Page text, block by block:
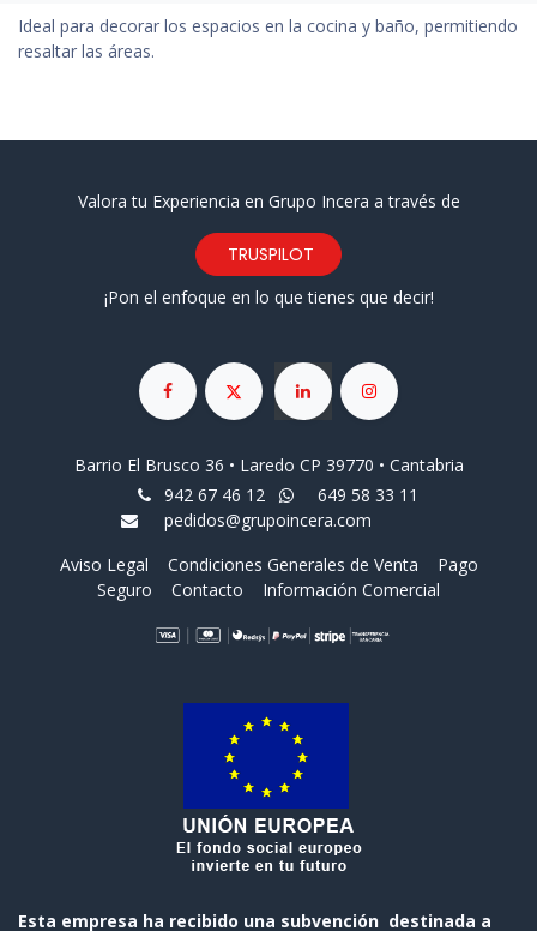
Ideal para decorar los espacios en la cocina y baño, permitiendo
resaltar las áreas.
Valora tu Experiencia en Grupo Incera a través de
TRUSPILOT
¡Pon el enfoque en lo que tienes que decir!
Barrio El Brusco 36 • Laredo CP 39770 • Cantabria
942 67 46 12
649 58 33 11
pedidos@grupoincera.com
Aviso Legal
Condiciones Generales de Venta
Pago
Seguro
Contacto Información Comercial
Esta empresa ha recibido una subvención destinada a